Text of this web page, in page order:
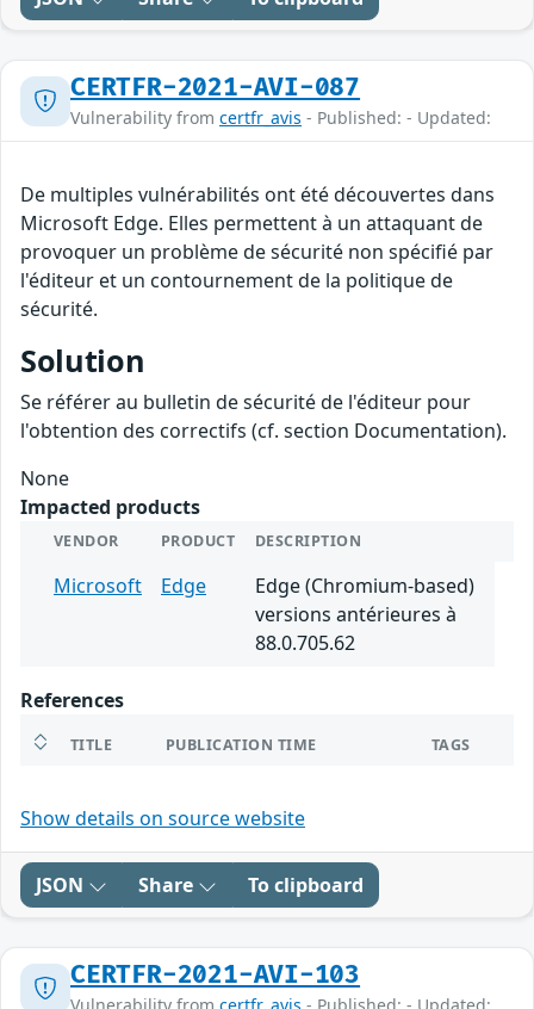
CERTFR-2021-AVI-087
Vulnerability from certfr_avis - Published: - Updated:
De multiples vulnérabilités ont été découvertes dans
Microsoft Edge. Elles permettent à un attaquant de
provoquer un problème de sécurité non spécifié par
l'éditeur et un contournement de la politique de
sécurité.
Solution
Se référer au bulletin de sécurité de l'éditeur pour
l'obtention des correctifs (cf. section Documentation).
None
Impacted products
VENDOR PRODUCT DESCRIPTION
Microsoft Edge
Edge (Chromium-based)
versions antérieures à
88.0.705.62
References
TITLE PUBLICATION TIME TAGS
Show details on source website
JSON Share To clipboard
CERTFR-2021-AVI-103